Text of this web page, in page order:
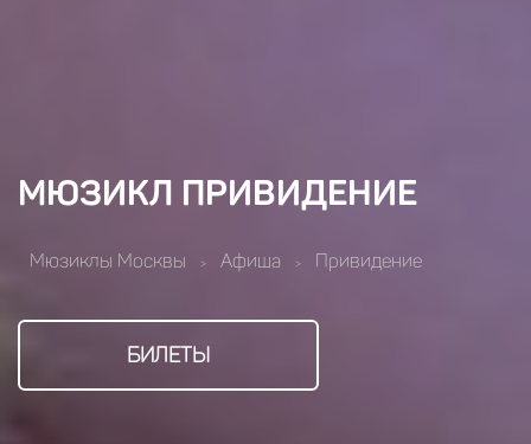
МЮЗИКЛ ПРИВИДЕНИЕ
Мюзиклы Москвы > Афиша > Привидение
БИЛЕТЫ